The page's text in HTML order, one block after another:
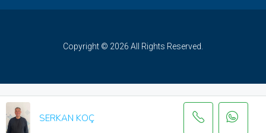
SERKAN KOÇ
Copyright © 2026 All Rights Reserved.